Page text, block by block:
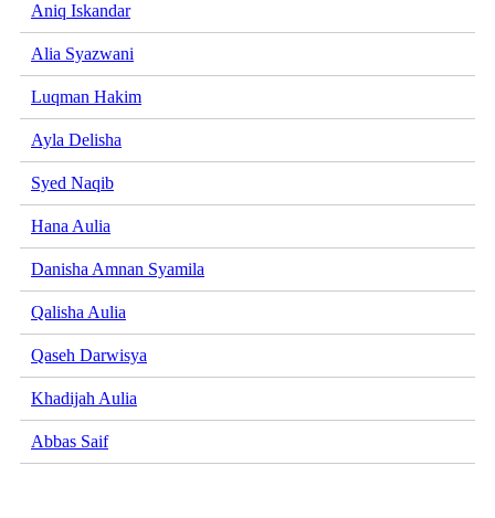
Aniq Iskandar
Alia Syazwani
Luqman Hakim
Ayla Delisha
Syed Naqib
Hana Aulia
Danisha Amnan Syamila
Qalisha Aulia
Qaseh Darwisya
Khadijah Aulia
Abbas Saif